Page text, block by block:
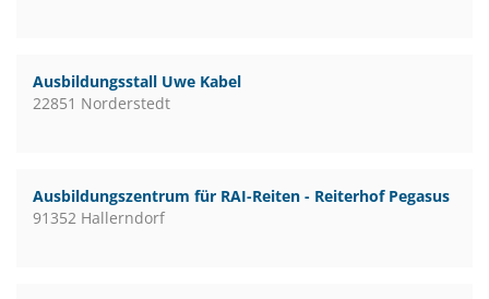
Ausbildungsstall Uwe Kabel
22851 Norderstedt
Ausbildungszentrum für RAI-Reiten - Reiterhof Pegasus
91352 Hallerndorf